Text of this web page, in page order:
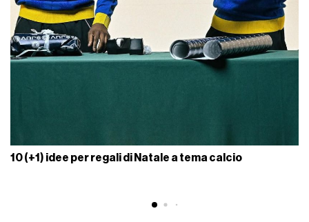
10 (+1) idee per regali di Natale a tema calcio